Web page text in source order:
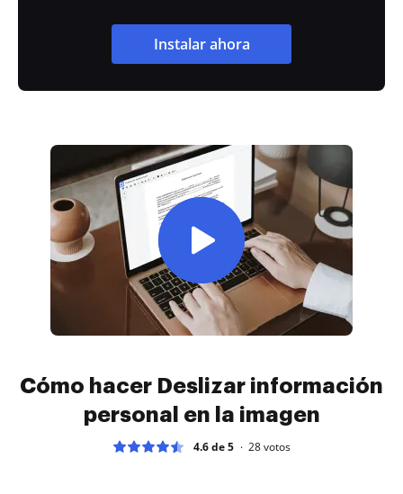
Instalar ahora
Cómo hacer Deslizar información
personal en la imagen
4.6 de 5 28votos